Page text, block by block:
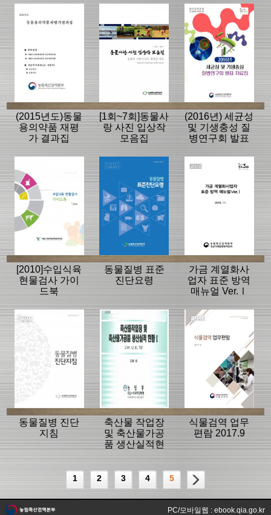
(2015년도)동물
용의약품 재평
가 결과집
[1회~7회]동물사
랑 사진 입상작
모음집
(2016년) 세균성
및 기생충성 질
병연구회 발표
[2010]수입식육
현물검사 가이
드북
동물질병 표준
진단요령
가금 계열화사
업자 표준 방역
매뉴얼 Ver.Ⅰ
동물질병 진단
지침
축산물 작업장
및 축산물가공
품 생산실적현
식물검역 업무
편람 2017.9
1 2 3 4 5
PC/모바일웹 : ebook.qia.go.kr